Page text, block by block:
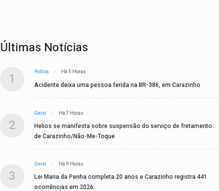
Últimas Notícias
1
Polícia Há 5 Horas
Acidente deixa uma pessoa ferida na BR-386, em Carazinho
2
Geral Há 7 Horas
Helios se manifesta sobre suspensão do serviço de fretamento
de Carazinho/Não-Me-Toque
3
Geral Há 9 Horas
Lei Maria da Penha completa 20 anos e Carazinho registra 441
ocorrências em 2026